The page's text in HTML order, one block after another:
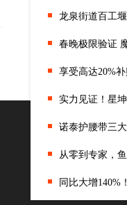
春晚极限验证
从零到专家，